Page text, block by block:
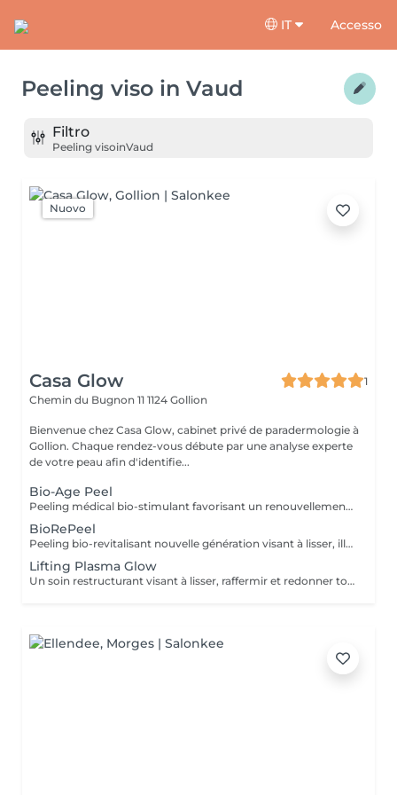
IT Accesso
Peeling viso in Vaud
Filtro
Peeling visoinVaud
Nuovo
Casa Glow
1
Chemin du Bugnon 11 1124 Gollion
Bienvenue chez Casa Glow, cabinet privé de paradermologie à
Gollion. Chaque rendez-vous débute par une analyse experte
de votre peau afin d'identifie...
Bio-Age Peel
Peeling médical bio-stimulant favorisant un renouvellement cellulaire intense. Idéal pour stimuler la régénération cutanée, améliorer la texture et renforcer visiblement les résultats du soin.
BioRePeel
Peeling bio-revitalisant nouvelle génération visant à lisser, illuminer et affiner visiblement le grain de peau.
Lifting Plasma Glow
Un soin restructurant visant à lisser, raffermir et redonner tonicité à la peau, avec exosomes et phyto-orstrogènes. Le Plasma Glow stimule les mécanismes naturels de régénération pour améliorer fermeté, éclat et texture cutanée. Un travail de lift sur la paupière supérieure est effectué pour corriger ou prévenir paupières tombantes. Ce soin comprend l'extraction des comédons si celle-ci est nécessaire. (les soins plasma sont toujours conseillés par 3 espacés d'un mois pour des résultats durables --> demandez la cure et bénéficiez d'un rabais de -15%)